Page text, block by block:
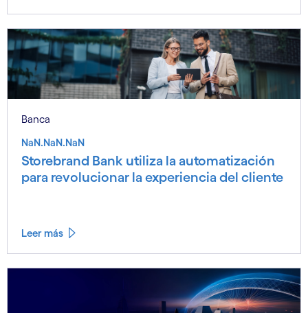
Banca
NaN.NaN.NaN
Storebrand Bank utiliza la automatización
para revolucionar la experiencia del cliente
Leer más